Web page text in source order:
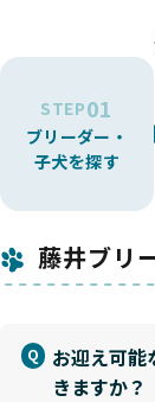
STEP01
ブリーダー・
子犬を探す
藤井ブリ
お迎え可能
きますか？